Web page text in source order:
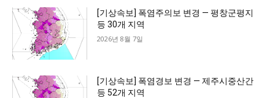
[기상속보] 폭염주의보 변경 — 평창군평지
등 30개 지역
2026년 8월 7일
[기상속보] 폭염경보 변경 — 제주시중산간
등 52개 지역